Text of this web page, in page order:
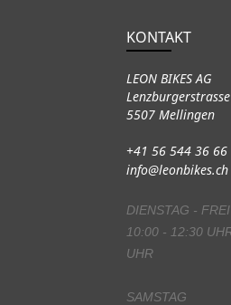
KONTAKT
LEON BIKES AG
5507 Mellingen
+41 56 544 36 66
info@leonbikes.ch
DIENSTAG -
10:00 - 12:30
UHR
SAMSTAG